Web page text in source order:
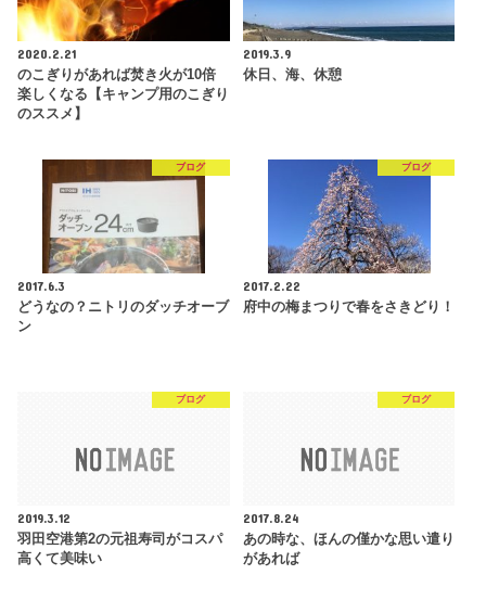
2020.2.21
のこぎりがあれば焚き火が10倍
楽しくなる【キャンプ用のこぎり
のススメ】
2019.3.9
休日、海、休憩
ブログ
2017.6.3
どうなの？ニトリのダッチオーブ
ン
ブログ
2017.2.22
府中の梅まつりで春をさきどり！
ブログ
2019.3.12
羽田空港第2の元祖寿司がコスパ
高くて美味い
ブログ
2017.8.24
あの時な、ほんの僅かな思い遣り
があれば